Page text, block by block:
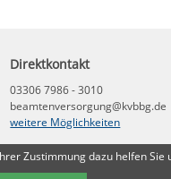
Direktkontakt
03306 7986 - 3010
beamtenversorgung@kvbbg.de
weitere Möglichkeiten
Zustimmung dazu helfen